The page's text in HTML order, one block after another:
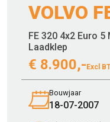
VOLVO
FE 320 4x2 Euro
Laadklep
€ 8.900,- Excl
Bouwjaar
18-07-2007